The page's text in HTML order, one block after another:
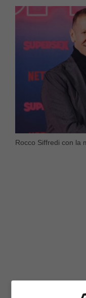
Rocco Siffredi con la